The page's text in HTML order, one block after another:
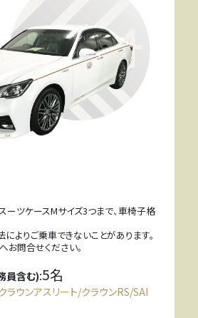
ーツケースMサイズ3つまで、車椅子格
よりご乗車できないことがあります。
問合せください。
員含む):5名
ラウンアスリート/クラウンRS/SAI